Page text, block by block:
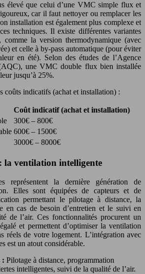
élevé que celui d’une VMC simple flux et
car il faut nettoyer ou remplacer les
installation est également plus complexe et
techniques. Il existe différentes variantes
la version thermodynamique (avec
et celle à by-pass automatique (pour éviter
en été). Selon des études de l’Agence
une VMC double flux bien installée
jusqu’à 25%.
coûts indicatifs (achat et installation) :
Coût indicatif (achat et installation)
300€ – 800€
600€ – 1500€
3000€ – 8000€
la ventilation intelligente
représentent la dernière génération de
Elles sont équipées de capteurs et de
permettant le pilotage à distance, la
en cas de besoin d’entretien et le suivi en
de l’air. Ces fonctionnalités procurent un
et permettent d’optimiser la ventilation
réels de votre logement. L’intégration avec
est un atout considérable.
: Pilotage à distance, programmation
intelligentes, suivi de la qualité de l’air.